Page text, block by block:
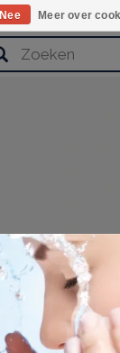
Huidverzorging
Nee Meer over